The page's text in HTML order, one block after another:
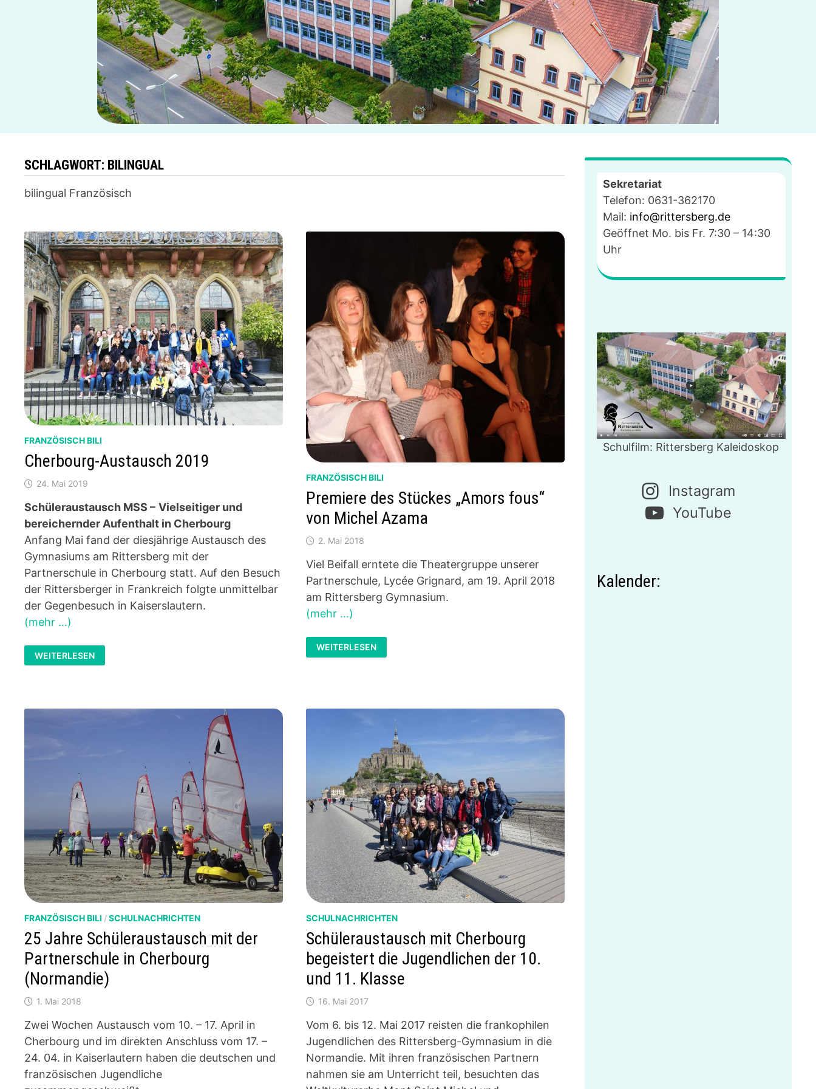
SCHLAGWORT: BILINGUAL
bilingual Französisch
FRANZÖSISCH BILI
Cherbourg-Austausch 2019
24. Mai 2019
Schüleraustausch MSS – Vielseitiger und
bereichernder Aufenthalt in Cherbourg
Anfang Mai fand der diesjährige Austausch des
Gymnasiums am Rittersberg mit der
Partnerschule in Cherbourg statt. Auf den Besuch
der Rittersberger in Frankreich folgte unmittelbar
der Gegenbesuch in Kaiserslautern.
(mehr …)
CHERBOURG-
AUSTAUSCH
2019
WEITERLESEN
FRANZÖSISCH BILI
Premiere des Stückes „Amors fous“
von Michel Azama
2. Mai 2018
Viel Beifall erntete die Theatergruppe unserer
Partnerschule, Lycée Grignard, am 19. April 2018
am Rittersberg Gymnasium.
(mehr …)
PREMIERE
DES
STÜCKES
WEITERLESEN
FRANZÖSISCH BILI /SCHULNACHRICHTEN
25 Jahre Schüleraustausch mit der
Partnerschule in Cherbourg
(Normandie)
1. Mai 2018
Zwei Wochen Austausch vom 10. – 17. April in
Cherbourg und im direkten Anschluss vom 17. –
24. 04. in Kaiserlautern haben die deutschen und
französischen Jugendliche
SCHULNACHRICHTEN
Schüleraustausch mit Cherbourg
begeistert die Jugendlichen der 10.
und 11. Klasse
16. Mai 2017
Vom 6. bis 12. Mai 2017 reisten die frankophilen
Jugendlichen des Rittersberg-Gymnasium in die
Normandie. Mit ihren französischen Partnern
nahmen sie am Unterricht teil, besuchten das
Sekretariat
Telefon: 0631-362170
Mail: info@rittersberg.de
Geöffnet Mo. bis Fr. 7:30 – 14:30
Uhr
Schulfilm: Rittersberg Kaleidoskop
Instagram
YouTube
Kalender: